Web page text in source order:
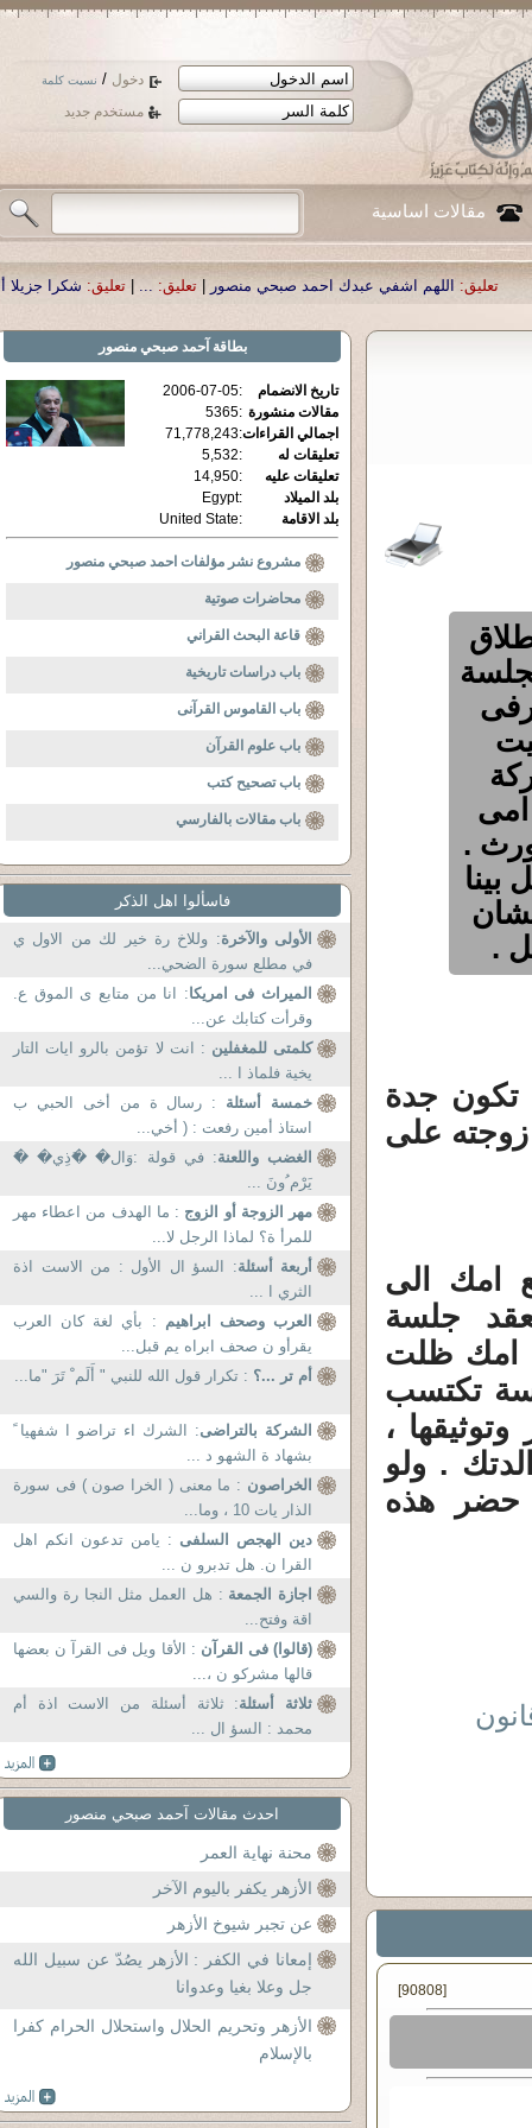
دخول / نسيت كلمة
مستخدم جديد
مقالات اساسية
اشفي عبدك احمد صبحي منصور| تعليق: ...
|تعليق: شكرا جزيلا أستاذ حمد
.
بينا
.
تكون جدة
زوجته على
امك الى
جلسة
امك ظلت
تكتسب
،
. ولو
حضر هذه
[90808]
بطاقة آحمد صبحي منصور
تاريخ الانضمام :
2006-07-05
مقالات منشورة :
5365
اجمالي القراءات:
71,778,243
تعليقات له
:
5,532
تعليقات عليه
:
14,950
بلد الميلاد
:
Egypt
بلد الاقامة
:
United State
مشروع نشر مؤلفات احمد صبحي منصور
محاضرات صوتية
قاعة البحث القراني
باب دراسات تاريخية
باب القاموس القرآنى
باب علوم القرآن
باب تصحيح كتب
باب مقالات بالفارسي
فاسألوا اهل الذكر
الأولى والآخرة: وللاخ رة خير لك من الاول ي
في مطلع سورة الضحي...
الميراث فى امريكا: انا من متابع ى الموق ع.
وقرأت كتابك عن...
كلمتى للمغفلين : انت لا تؤمن بالرو ايات التار
يخية فلماذ ا ...
خمسة أسئلة : رسال ة من أخى الحبي ب
استاذ أمين رفعت : ( أخي...
الغضب واللعنة: في قولة :وَال� �َذِي� �َ
يَرْم ُونَ ...
مهر الزوجة أو الزوج : ما الهدف من اعطاء مهر
للمرأ ة؟ لماذا الرجل لا...
أربعة أسئلة: السؤ ال الأول : من الاست اذة
الثري ا ...
العرب وصحف ابراهيم : بأي لغة كان العرب
يقرأو ن صحف ابراه يم قبل...
أم تر ...؟ : تكرار قول الله للنبي " أَلَم ْ تَرَ "ما...
الشركة بالتراضى: الشرك اء تراضو ا شفهيا ً
بشهاد ة الشهو د ...
الخراصون : ما معنى ( الخرا صون ) فى سورة
الذار يات 10 ، وما...
دين الهجص السلفى : يامن تدعون انكم اهل
القرا ن. هل تدبرو ن ...
اجازة الجمعة : هل العمل مثل النجا رة والسي
اقة وفتح...
(قالوا) فى القرآن : الأقا ويل فى القرآ ن بعضها
قالها مشركو ن ،...
ثلاثة أسئلة: ثلاثة أسئلة من الاست اذة أم
محمد : السؤ ال ...
احدث مقالات آحمد صبحي منصور
محنة نهاية العمر
الأزهر يكفر باليوم الآخر
عن تجبر شيوخ الأزهر
إمعانا في الكفر : الأزهر يصُدّ عن سبيل الله
جل وعلا بغيا وعدوانا
الأزهر وتحريم الحلال واستحلال الحرام كفرا
بالإسلام